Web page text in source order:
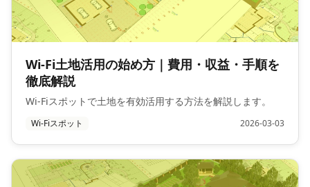
Wi-Fi土地活用の始め方｜費用・収益・手順を
徹底解説
Wi-Fiスポットで土地を有効活用する方法を解説します。
Wi-Fiスポット 2026-03-03